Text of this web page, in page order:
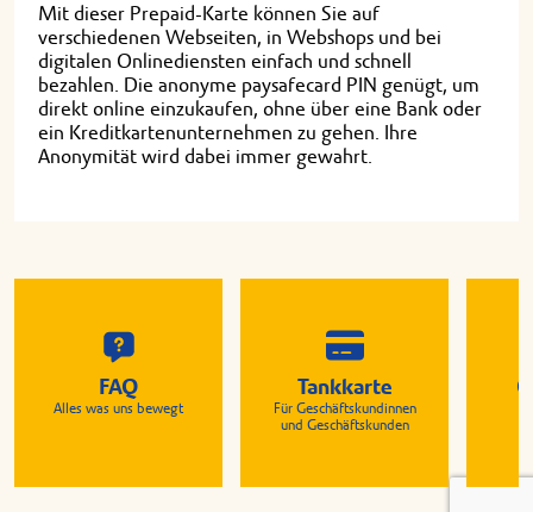
Mit dieser Prepaid-Karte können Sie auf
verschiedenen Webseiten, in Webshops und bei
digitalen Onlinediensten einfach und schnell
bezahlen. Die anonyme paysafecard PIN genügt, um
direkt online einzukaufen, ohne über eine Bank oder
ein Kreditkartenunternehmen zu gehen. Ihre
Anonymität wird dabei immer gewahrt.
FAQ
Alles was uns bewegt
Tankkarte
Für Geschäftskundinnen
und Geschäftskunden